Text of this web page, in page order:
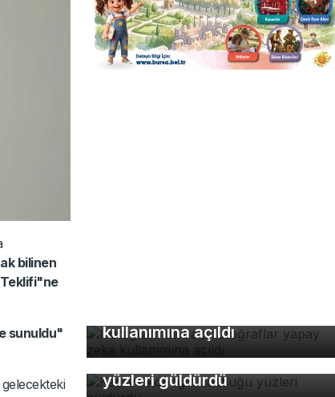
bilinen
Teklifi"ne
sunuldu"
gelecekteki
kullanımına açıldı
Kedi ve köpeğin dostluğu
yüzleri güldürdü
5G ile hayatımızda neler